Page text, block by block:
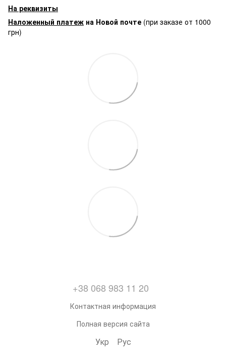
На реквизиты
Наложенный платеж на Новой почте (при заказе от 1000
грн)
+38 068 983 11 20
Контактная информация
Полная версия сайта
Укр Рус